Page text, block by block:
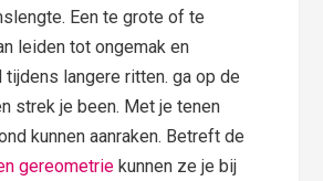
Een te grote of te
leiden tot ongemak en
langere ritten. ga op de
strek je been. Met je tenen
kunnen aanraken. Betreft de
gereometrie kunnen ze je bij